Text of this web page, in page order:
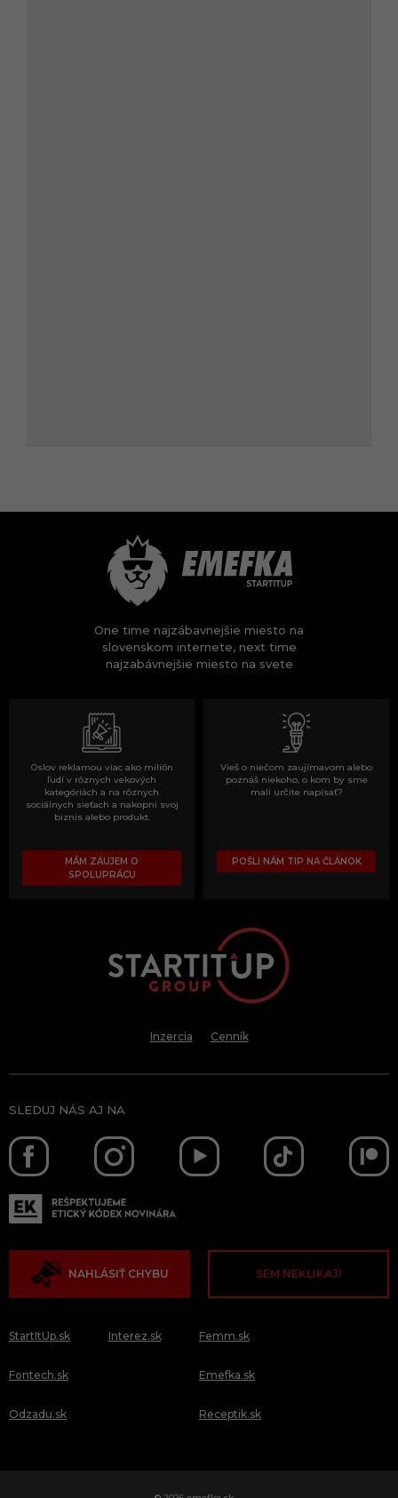
One time najzábavnejšie miesto na
slovenskom internete, next time
najzabávnejšie miesto na svete
Oslov reklamou viac ako milión
ľudí v rôznych vekových
kategóriách a na rôznych
sociálnych sieťach a nakopni svoj
biznis alebo produkt.
MÁM ZÁUJEM O
SPOLUPRÁCU
Vieš o niečom zaujímavom alebo
poznáš niekoho, o kom by sme
mali určite napísať?
POŠLI NÁM TIP NA ČLÁNOK
Inzercia Cenník
SLEDUJ NÁS AJ NA
NAHLÁSIŤ CHYBU SEM NEKLIKAJ!
StartItUp.sk
Fontech.sk
Odzadu.sk
Interez.sk Femm.sk
Emefka.sk
Receptik.sk